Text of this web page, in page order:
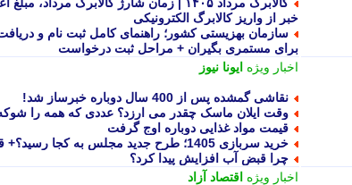
خبر از واریز کالابرگ الکترونیکی
سازمان بهزیستی کشور؛ راهنمای کامل ثبت نام و
برای مستمری بگیران + مراحل ثبت درخواست
اخبار ویژه ایونا نیوز
نقاشی گمشده پس از 400 سال دوباره خبرساز شد!
وقت ایلان ماسک چقدر می ارزد؟ عددی که همه را
قیمت مواد غذایی دوباره اوج گرفت
خرید سربازی 1405؛ طرح جدید مجلس به کجا رسید؟+ قیمت خرید
چرا قبض آب افزایش پیدا کرد؟
اخبار ویژه اقتصاد آزاد
رأی
های CXMT شکست خورد